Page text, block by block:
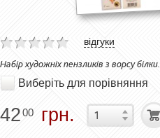
відгуки
Набір художніх пензликів з ворсу білки.
Виберіть для порівняння
4200 грн.